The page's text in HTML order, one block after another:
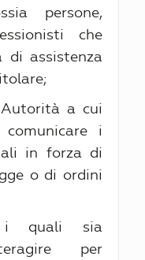
persone,
che
di assistenza
a cui
i
in forza di
o di ordini
i quali sia
per